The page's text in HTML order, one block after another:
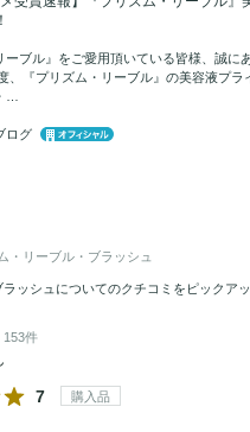
ーブル』をご愛用頂いている皆様、誠に
、『プリズム・リーブル』の美容液プラ
…
ログ
・リーブル・ブラッシュ
ッシュについてのクチコミをピックアッ
153件
7 購入品